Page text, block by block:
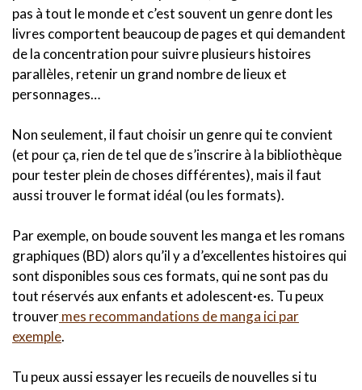
pas à tout le monde et c’est souvent un genre dont les
livres comportent beaucoup de pages et qui demandent
de la concentration pour suivre plusieurs histoires
parallèles, retenir un grand nombre de lieux et
personnages…
Non seulement, il faut choisir un genre qui te convient
(et pour ça, rien de tel que de s’inscrire à la bibliothèque
pour tester plein de choses différentes), mais il faut
aussi trouver le format idéal (ou les formats).
Par exemple, on boude souvent les manga et les romans
graphiques (BD) alors qu’il y a d’excellentes histoires qui
sont disponibles sous ces formats, qui ne sont pas du
tout réservés aux enfants et adolescent·es. Tu peux
trouvermes recommandations de manga ici par
exemple.
Tu peux aussi essayer les recueils de nouvelles si tu